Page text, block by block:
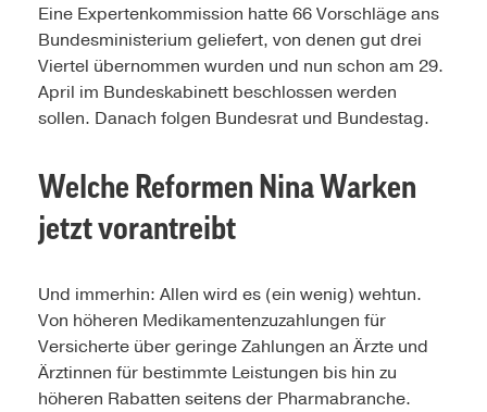
Eine Expertenkommission hatte 66 Vorschläge ans
Bundesministerium geliefert, von denen gut drei
Viertel übernommen wurden und nun schon am 29.
April im Bundeskabinett beschlossen werden
sollen. Danach folgen Bundesrat und Bundestag.
Welche Reformen Nina Warken
jetzt vorantreibt
Und immerhin: Allen wird es (ein wenig) wehtun.
Von höheren Medikamentenzuzahlungen für
Versicherte über geringe Zahlungen an Ärzte und
Ärztinnen für bestimmte Leistungen bis hin zu
höheren Rabatten seitens der Pharmabranche.